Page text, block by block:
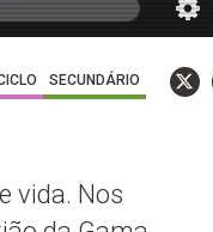
SECUNDÁRIO
vida. Nos